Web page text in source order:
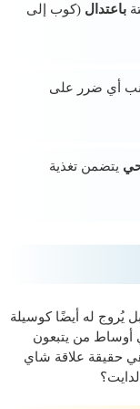
باعتدال (كوب إلى
أي ضرر على
يتضمن تغذية
يُروج له أيضًا كوسيلة
أوساط من يتبعون
حقيقة علاقة شاي